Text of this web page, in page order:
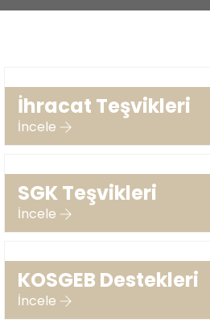
İhracat Teşvikleri
İncele
SGK Teşvikleri
İncele
KOSGEB Destekleri
İncele